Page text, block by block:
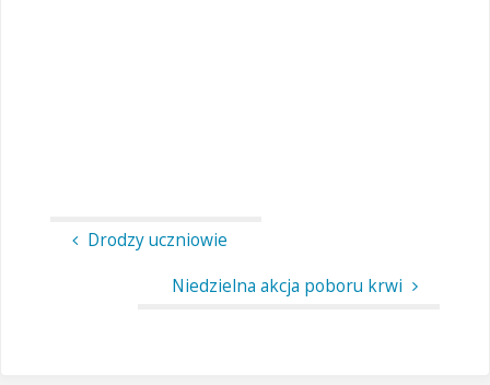
Drodzy uczniowie
Niedzielna akcja poboru krwi